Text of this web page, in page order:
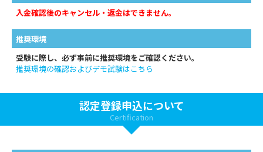
入金確認後のキャンセル・返金はできません。
推奨環境
受験に際し、必ず事前に推奨環境をご確認ください。
推奨環境の確認およびデモ試験はこちら
認定登録申込について
Certification